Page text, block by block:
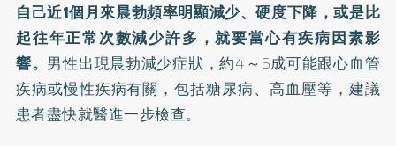
自己近1個月來晨勃頻率明顯減少、硬度下降，或是比
起往年正常次數減少許多，就要當心有疾病因素影
響。 男性出現晨勃減少症狀，約4～5成可能跟心血管
疾病或慢性疾病有關，包括糖尿病、高血壓等，建議
患者盡快就醫進一步檢查。